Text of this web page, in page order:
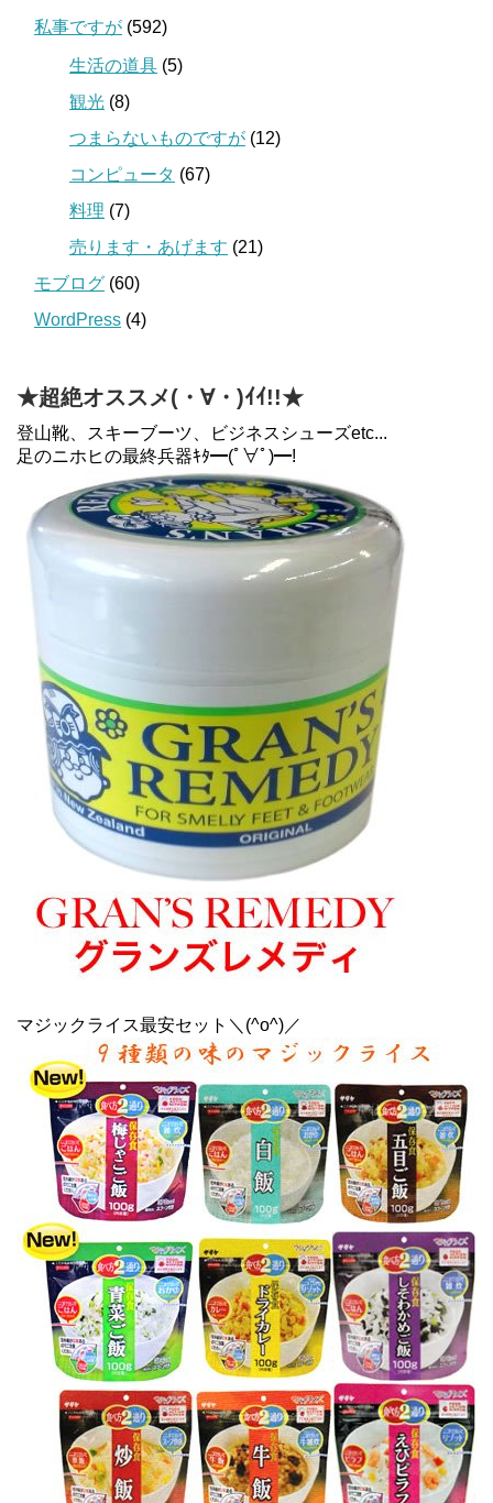
私事ですが (592)
生活の道具 (5)
観光 (8)
つまらないものですが (12)
コンピュータ (67)
料理 (7)
売ります・あげます (21)
モブログ (60)
WordPress (4)
★超絶オススメ(・∀・)ｲｲ!!★
登山靴、スキーブーツ、ビジネスシューズetc...
足のニホヒの最終兵器ｷﾀ━(ﾟ∀ﾟ)━!
マジックライス最安セット＼(^o^)／